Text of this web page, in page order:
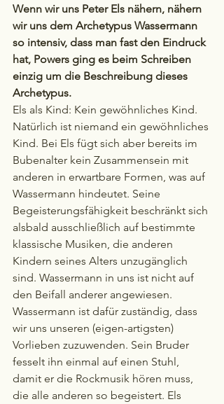
Wenn wir uns Peter Els nähern, nähern
wir uns dem Archetypus Wassermann
so intensiv, dass man fast den Eindruck
hat, Powers ging es beim Schreiben
einzig um die Beschreibung dieses
Archetypus.
Els als Kind: Kein gewöhnliches Kind.
Natürlich ist niemand ein gewöhnliches
Kind. Bei Els fügt sich aber bereits im
Bubenalter kein Zusammensein mit
anderen in erwartbare Formen, was auf
Wassermann hindeutet. Seine
Begeisterungsfähigkeit beschränkt sich
alsbald ausschließlich auf bestimmte
klassische Musiken, die anderen
Kindern seines Alters unzugänglich
sind. Wassermann in uns ist nicht auf
den Beifall anderer angewiesen.
Wassermann ist dafür zuständig, dass
wir uns unseren (eigen-artigsten)
Vorlieben zuzuwenden. Sein Bruder
fesselt ihn einmal auf einen Stuhl,
damit er die Rockmusik hören muss,
die alle anderen so begeistert. Els